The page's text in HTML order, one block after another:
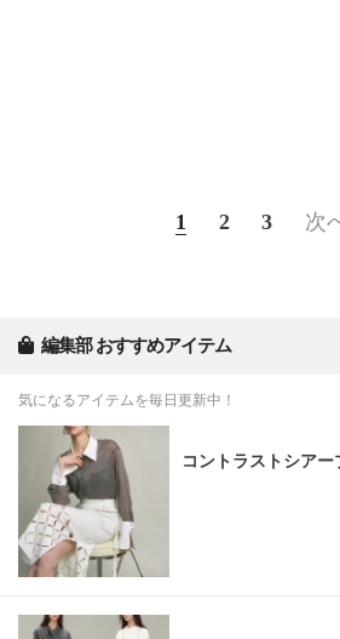
1 2 3 次
編集部 おすすめアイテム
気になるアイテムを毎日更新中！
コントラストシアー